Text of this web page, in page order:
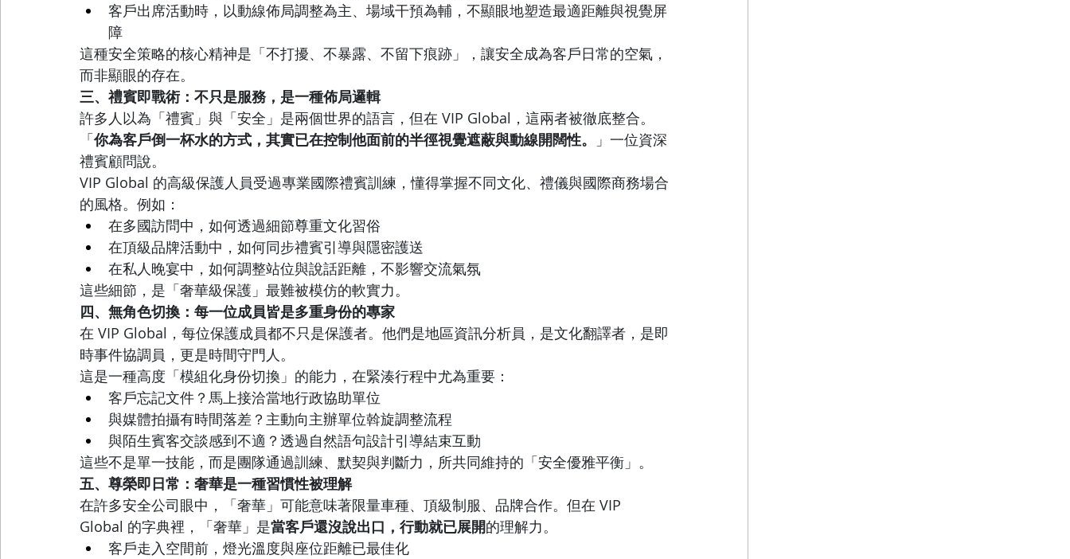
客戶出席活動時，以動線佈局調整為主、場域干預為輔，不顯眼地塑造最適距離與視覺屏
障
這種安全策略的核心精神是「不打擾、不暴露、不留下痕跡」，讓安全成為客戶日常的空氣，
而非顯眼的存在。
三、禮賓即戰術：不只是服務，是一種佈局邏輯
許多人以為「禮賓」與「安全」是兩個世界的語言，但在 VIP Global，這兩者被徹底整合。
「你為客戶倒一杯水的方式，其實已在控制他面前的半徑視覺遮蔽與動線開闊性。
」一位資深
禮賓顧問說。
VIP Global 的高級保護人員受過專業國際禮賓訓練，懂得掌握不同文化、禮儀與國際商務場合
的風格。例如：
在多國訪問中，如何透過細節尊重文化習俗
在頂級品牌活動中，如何同步禮賓引導與隱密護送
在私人晚宴中，如何調整站位與說話距離，不影響交流氣氛
這些細節，是「奢華級保護」最難被模仿的軟實力。
四、無角色切換：每一位成員皆是多重身份的專家
在 VIP Global，每位保護成員都不只是保護者。他們是地區資訊分析員，是文化翻譯者，是即
時事件協調員，更是時間守門人。
這是一種高度「模組化身份切換」的能力，在緊湊行程中尤為重要：
客戶忘記文件？馬上接洽當地行政協助單位
與媒體拍攝有時間落差？主動向主辦單位斡旋調整流程
與陌生賓客交談感到不適？透過自然語句設計引導結束互動
這些不是單一技能，而是團隊通過訓練、默契與判斷力，所共同維持的「安全優雅平衡」。
五、尊榮即日常：奢華是一種習慣性被理解
在許多安全公司眼中，「奢華」可能意味著限量車種、頂級制服、品牌合作。但在 VIP
Global 的字典裡，「奢華」是當客戶還沒說出口，行動就已展開的理解力。
客戶走入空間前，燈光溫度與座位距離已最佳化